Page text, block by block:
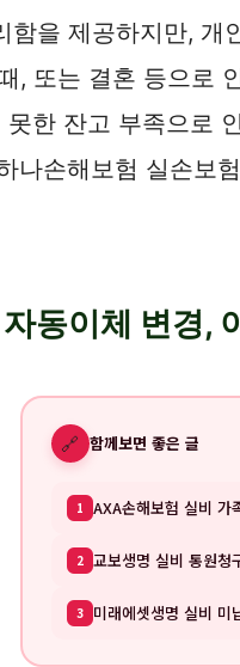
을 제공하지만,
, 또는 결혼 등으로
한 잔고 부족으로
나손해보험 실손보
동이체 변경,
🔗 함께보면 좋은 글
1 AXA손해보험 실비 가
2 교보생명 실비 통원청
3 미래에셋생명 실비 미